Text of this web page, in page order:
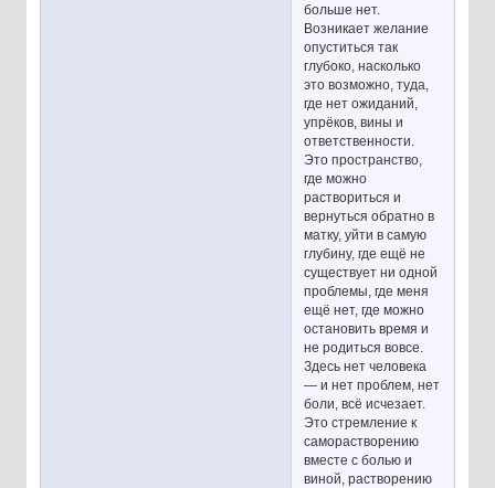
больше нет.
Возникает желание
опуститься так
глубоко, насколько
это возможно, туда,
где нет ожиданий,
упрёков, вины и
ответственности.
Это пространство,
где можно
раствориться и
вернуться обратно в
матку, уйти в самую
глубину, где ещё не
существует ни одной
проблемы, где меня
ещё нет, где можно
остановить время и
не родиться вовсе.
Здесь нет человека
— и нет проблем, нет
боли, всё исчезает.
Это стремление к
саморастворению
вместе с болью и
виной, растворению